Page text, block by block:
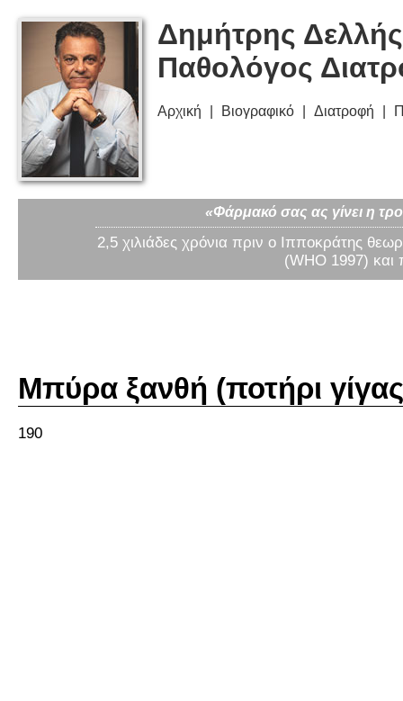
Δημήτρης
Παθολόγος
Αρχική Βιογραφικό Διατροφή
«Φάρμακό σας ας γίνει η
2,5 χιλιάδες χρόνια πριν ο Ιπποκράτης
(WHO 1997) και
Μπύρα ξανθή (ποτήρι
190